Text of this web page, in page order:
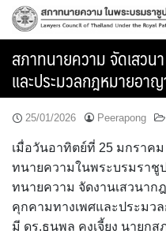
Skip
สภาทนายความ จัดเสว
และประมวลกฎหมายอาญ
25/01/2026 Peerapong
เมื่อวันอาทิตย์ที่ 25 มกราค
ทนายความในพระบรมรา
ทนายความ จัดงานเสวนาก
คุกคามทางเพศและประมว
มี ดร.ธนพล คงเจี้ยง นายกส